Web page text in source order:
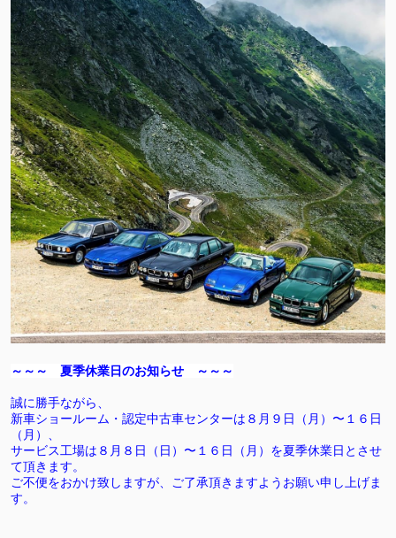
～～～ 夏季休業日のお知らせ ～～～
誠に勝手ながら、
新車ショールーム・認定中古車センターは ８月９日（月）〜１６日
（月）、
サービス工場は ８月８日（日）〜１６日（月） を夏季休業日とさせ
て頂きます。
ご不便をおかけ致しますが、ご了承頂きますようお願い申し上げま
す。